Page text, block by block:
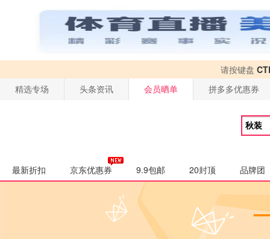
请按键盘
精选专场
头条资讯 会员晒单 拼多多优惠券
最新折扣 京东优惠券 9.9包邮 20封顶 品牌团